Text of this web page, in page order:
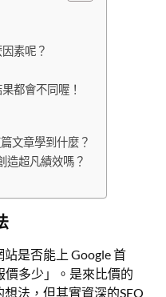
素呢？
都會不同喔！
文章學到什麼？
造超凡績效嗎？
是否能上 Google 首
價多少」。是來比價的
想法，但其實資深的SEO